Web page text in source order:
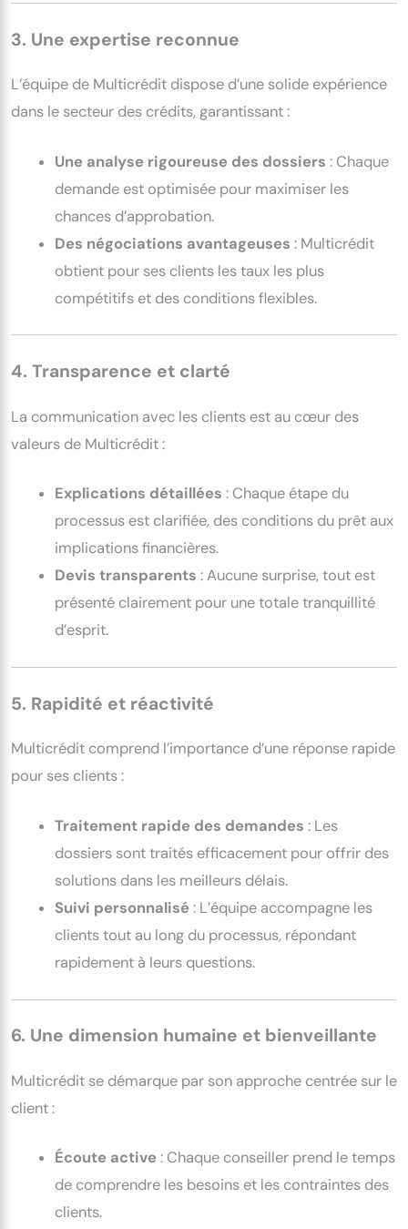
3. Une expertise reconnue
L’équipe de Multicrédit dispose d’une solide expérience
dans le secteur des crédits, garantissant :
Une analyse rigoureuse des dossiers : Chaque
demande est optimisée pour maximiser les
chances d’approbation.
Des négociations avantageuses : Multicrédit
obtient pour ses clients les taux les plus
compétitifs et des conditions flexibles.
4. Transparence et clarté
La communication avec les clients est au cœur des
valeurs de Multicrédit :
Explications détaillées : Chaque étape du
processus est clarifiée, des conditions du prêt aux
implications financières.
Devis transparents : Aucune surprise, tout est
présenté clairement pour une totale tranquillité
d’esprit.
5. Rapidité et réactivité
Multicrédit comprend l’importance d’une réponse rapide
pour ses clients :
Traitement rapide des demandes : Les
dossiers sont traités efficacement pour offrir des
solutions dans les meilleurs délais.
Suivi personnalisé : L’équipe accompagne les
clients tout au long du processus, répondant
rapidement à leurs questions.
6. Une dimension humaine et bienveillante
Multicrédit se démarque par son approche centrée sur le
client :
Écoute active : Chaque conseiller prend le temps
de comprendre les besoins et les contraintes des
clients.